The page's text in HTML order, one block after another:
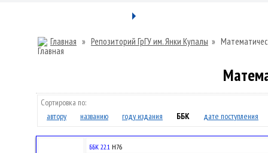
Главная » Репозиторий ГрГУ им. Янки Купалы »
Сортировка по:
автору
названию году издания ББК дате поступления
ББК 22.1 H76